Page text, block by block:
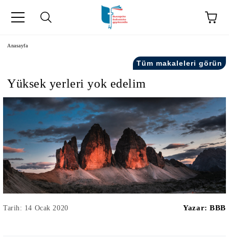
на турски.
in Turkish.
Anasayfa
Tüm makaleleri görün
Yüksek yerleri yok edelim
Tarih: 14 Ocak 2020 Yazar: BBB